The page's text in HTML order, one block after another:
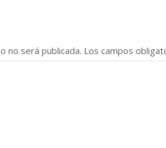
no será publicada. Los campos